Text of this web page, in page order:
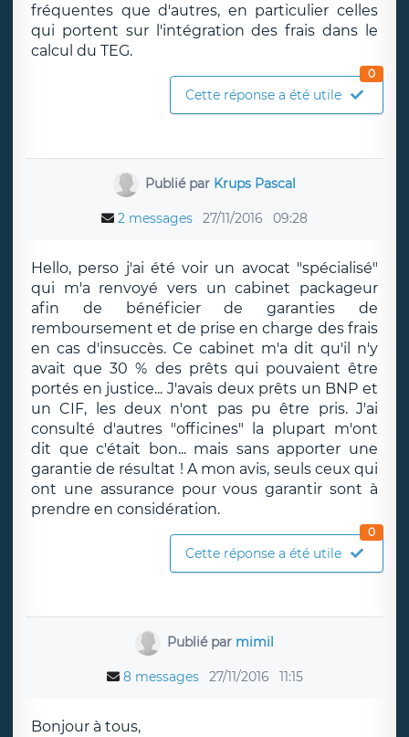
fréquentes que d'autres, en particulier celles
qui portent sur l'intégration des frais dans le
calcul du TEG.
Cette réponse a été utile
0
Publié par Krups Pascal
2 messages 27/11/2016 09:28
Hello, perso j'ai été voir un avocat "spécialisé"
qui m'a renvoyé vers un cabinet packageur
afin de bénéficier de garanties de
remboursement et de prise en charge des frais
en cas d'insuccès. Ce cabinet m'a dit qu'il n'y
avait que 30 % des prêts qui pouvaient être
portés en justice... J'avais deux prêts un BNP et
un CIF, les deux n'ont pas pu être pris. J'ai
consulté d'autres "officines" la plupart m'ont
dit que c'était bon... mais sans apporter une
garantie de résultat ! A mon avis, seuls ceux qui
ont une assurance pour vous garantir sont à
prendre en considération.
Cette réponse a été utile
0
Publié par mimil
8 messages 27/11/2016 11:15
Bonjour à tous,